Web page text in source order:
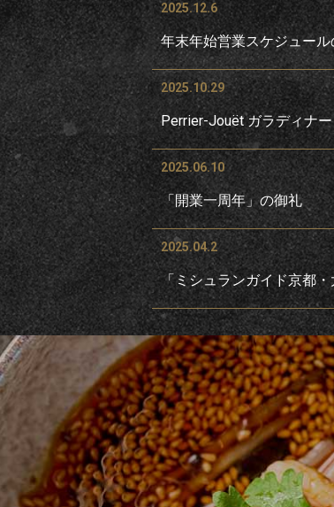
2025.12.6
年末年始営業スケジュー
2025.10.29
Perrier-Jouët ガラディナー
2025.06.10
「開業一周年」の御礼
2025.04.2
「ミシュランガイド京都